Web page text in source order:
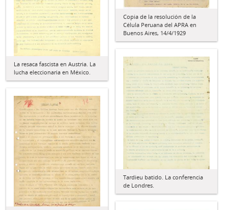
Copia de la resolución de la
Célula Peruana del APRA en
Buenos Aires, 14/4/1929
La resaca fascista en Austria. La
lucha eleccionaria en México.
Tardieu batido. La conferencia
de Londres.